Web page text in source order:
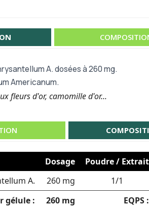
A. dosées à 260 mg.
Americanum.
fleurs d'or, camomille d'or...
Dosage Poudre / Extrait
A.
260 mg 1/1
gélule :
260 mg EQPS :